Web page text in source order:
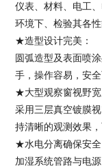
仪表、材料、电工
环境下、检验其各性
★造型设计完美：
圆弧造型及表面喷
手，操作容易，安全
★大型观察窗视野宽
采用三层真空镀膜
持清晰的观测效果
★水电分离确保安全
加湿系统管路与电